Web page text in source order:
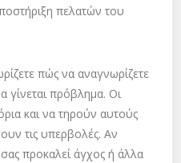
πελατών του
πώς να αναγνωρίζετε
γίνεται πρόβλημα. Οι
και να τηρούν αυτούς
τις υπερβολές. Αν
προκαλεί άγχος ή άλλα